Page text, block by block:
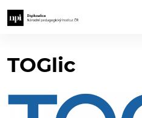
TOGlic